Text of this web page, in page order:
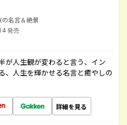
の名言＆絶景
発売
が人生観が変わると言う、イン
、人生を輝かせる名言と癒やしの
詳細を見る